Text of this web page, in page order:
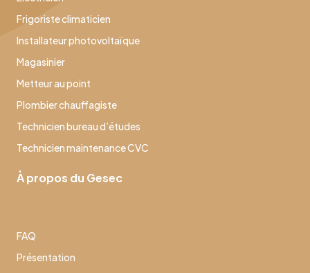
Frigoriste climaticien
Installateur photovoltaïque
Magasinier
Metteur au point
Plombier chauffagiste
Technicien bureau d’études
Technicien maintenance CVC
À propos du Gesec
FAQ
Présentation